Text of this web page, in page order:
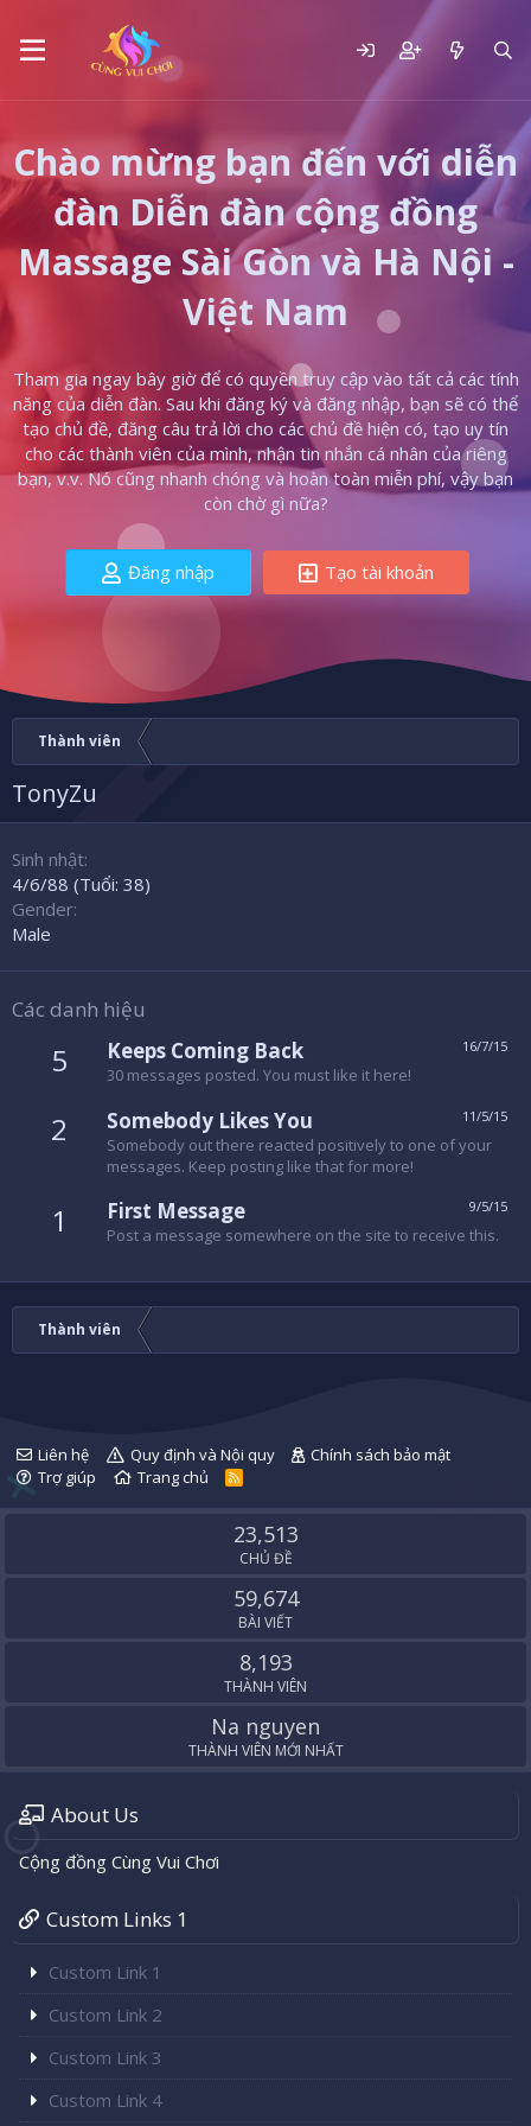
Chào mừng bạn đến với diễn
đàn Diễn đàn cộng đồng
Massage Sài Gòn và Hà Nội -
Việt Nam
Tham gia ngay bây giờ để có quyền truy cập vào tất cả các tính
năng của diễn đàn. Sau khi đăng ký và đăng nhập, bạn sẽ có thể
tạo chủ đề, đăng câu trả lời cho các chủ đề hiện có, tạo uy tín
cho các thành viên của mình, nhận tin nhắn cá nhân của riêng
bạn, v.v. Nó cũng nhanh chóng và hoàn toàn miễn phí, vậy bạn
còn chờ gì nữa?
Đăng nhập Tạo tài khoản
Thành viên
TonyZu
Sinh nhật
4/6/88 (Tuổi: 38)
Gender
Male
Các danh hiệu
5 16/7/15
Keeps Coming Back
30 messages posted. You must like it here!
2 11/5/15
Somebody Likes You
Somebody out there reacted positively to one of your
messages. Keep posting like that for more!
1 9/5/15
First Message
Post a message somewhere on the site to receive this.
Thành viên
Liên hệ Quy định và Nội quy
Chính sách bảo mật
Trợ giúp
Trang chủ
R
S
23,513
CHỦ ĐỀ
59,674
BÀI VIẾT
8,193
THÀNH VIÊN
Na nguyen
THÀNH VIÊN MỚI NHẤT
About Us
Cộng đồng Cùng Vui Chơi
Custom Links 1
Custom Link 1
Custom Link 2
Custom Link 3
Custom Link 4